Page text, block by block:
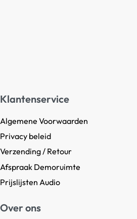
Klantenservice
Algemene Voorwaarden
Privacy beleid
Verzending / Retour
Afspraak Demoruimte
Prijslijsten Audio
Over ons